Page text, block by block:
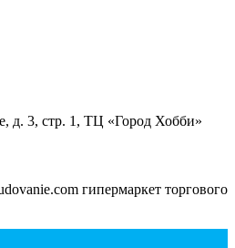
д. 3, стр. 1, ТЦ «Город Хобби»
гипермаркет торгового